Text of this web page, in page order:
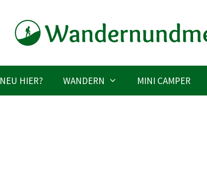
NEU HIER? WANDERN MINI CAMPER